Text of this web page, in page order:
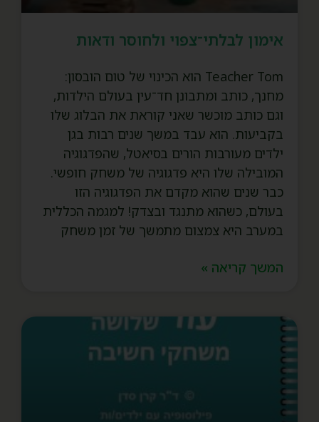
אימון לבלתי־צפוי ולחוסר ודאות
Teacher Tom הוא הכינוי של טום הובסון:
מחנך, כותב ומתבונן חד־עין בעולם הילדות,
וגם כותב מוכשר שאני קוראת את הבלוג שלו
בקביעות. הוא עבד במשך שנים רבות בגן
ילדים מעורבות הורים בסיאטל, שהפדגוגיה
המובילה שלו היא פדגוגיה של משחק חופשי.
כבר שנים שהוא מקדם את הפדגוגיה הזו
בעולם, כשהוא מתנגד ובצדק! למגמה הכללית
במערב היא צמצום מתמשך של זמן משחק
המשך קריאה »